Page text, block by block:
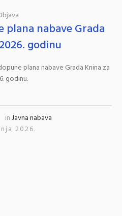
plana nabave Grada
godinu
plana nabave Grada Knina za
godinu.
inJavna nabava
2026.